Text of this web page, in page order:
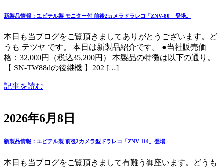
新製品情報：ユピテル製 モニター付 前後2カメラドラレコ「ZNV-80」登場。
本日も当ブログをご覧頂きましてありがとうございます。ど
うも テツヤ です。 本日は新製品紹介です。 ●当社販売価
格：32,000円（税込35,200円） 本製品の特徴は以下の通り。
【 SN-TW88dの後継機 】202 […]
記事を読む
2026年6月8日
新製品情報：ユピテル製 前後2カメラ型ドラレコ「ZNV-110」登場
本日も当ブログをご覧頂きまして有難う御座います。どうも